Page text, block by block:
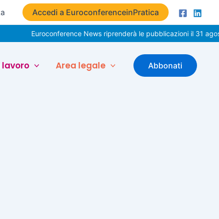
Accedi a EuroconferenceinPratica
Euroconference News riprenderà le pubblicazioni il 31
lavoro Area legale Abbonati